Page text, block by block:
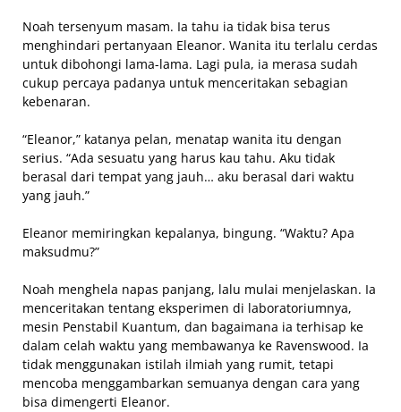
Noah tersenyum masam. Ia tahu ia tidak bisa terus
menghindari pertanyaan Eleanor. Wanita itu terlalu cerdas
untuk dibohongi lama-lama. Lagi pula, ia merasa sudah
cukup percaya padanya untuk menceritakan sebagian
kebenaran.
“Eleanor,” katanya pelan, menatap wanita itu dengan
serius. “Ada sesuatu yang harus kau tahu. Aku tidak
berasal dari tempat yang jauh… aku berasal dari waktu
yang jauh.”
Eleanor memiringkan kepalanya, bingung. “Waktu? Apa
maksudmu?”
Noah menghela napas panjang, lalu mulai menjelaskan. Ia
menceritakan tentang eksperimen di laboratoriumnya,
mesin Penstabil Kuantum, dan bagaimana ia terhisap ke
dalam celah waktu yang membawanya ke Ravenswood. Ia
tidak menggunakan istilah ilmiah yang rumit, tetapi
mencoba menggambarkan semuanya dengan cara yang
bisa dimengerti Eleanor.